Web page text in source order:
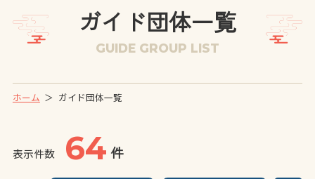
ガイド団体一覧
GUIDE GROUP LIST
ホーム ガイド団体一覧
表示件数 64 件